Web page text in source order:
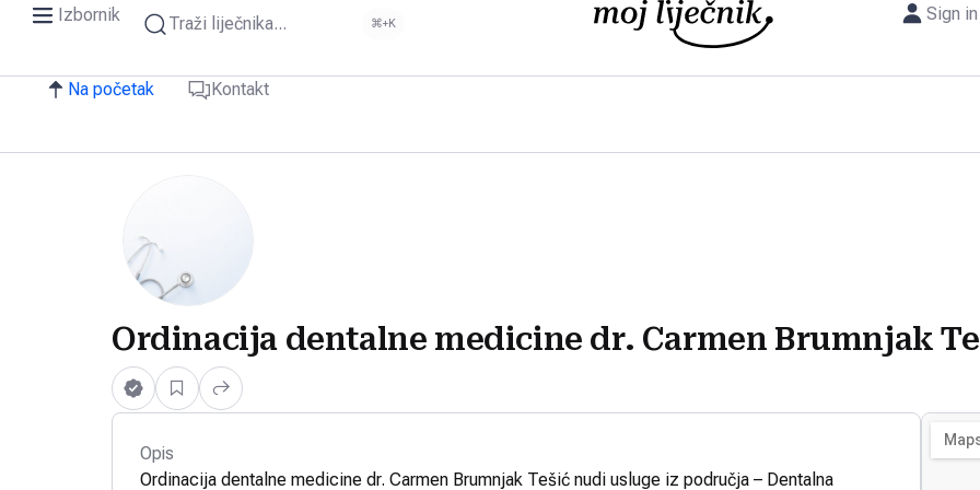
Izbornik Traži liječnika... ⌘+K Sign in
Na početak Kontakt
Ordinacija dentalne medicine dr. Carmen Brumnjak
Opis
Ordinacija dentalne medicine dr. Carmen Brumnjak Tešić nudi usluge iz područja – Dentalna